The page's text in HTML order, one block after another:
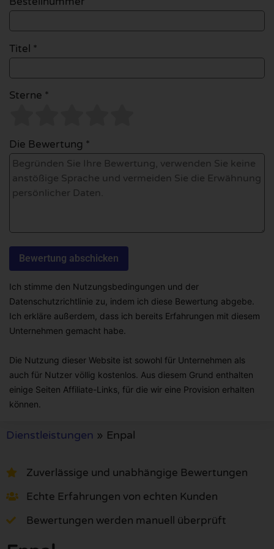
Titel *
Sterne *
Die Bewertung *
Ich stimme den Nutzungsbedingungen und der
Datenschutzrichtlinie zu, indem ich diese Bewertung abgebe.
Ich erkläre außerdem, dass ich bereits Erfahrungen mit diesem
Unternehmen gemacht habe.
Die Nutzung dieser Website ist sowohl für Unternehmen als
auch für Nutzer völlig kostenlos. Aus diesem Grund enthalten
einige Seiten Affiliate-Links, für die wir eine Provision erhalten
können.
Dienstleistungen » Enpal
Zuverlässige und unabhängige Bewertungen
Echte Erfahrungen von echten Kunden
Bewertungen werden manuell überprüft